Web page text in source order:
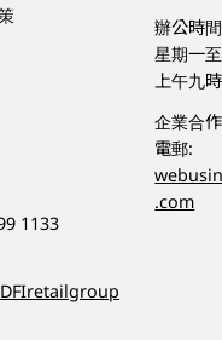
1133
辦公時
星期一
上午九
企業合
電郵:
.com